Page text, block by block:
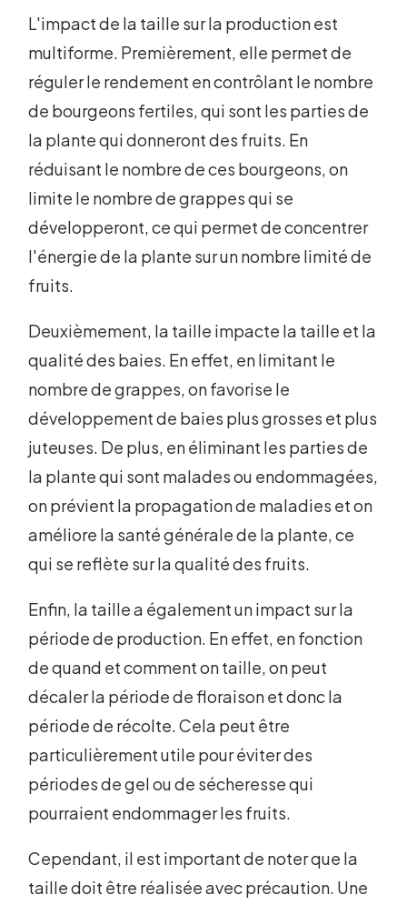
L'impact de la taille sur la production est
multiforme. Premièrement, elle permet de
réguler le rendement en contrôlant le nombre
de bourgeons fertiles, qui sont les parties de
la plante qui donneront des fruits. En
réduisant le nombre de ces bourgeons, on
limite le nombre de grappes qui se
développeront, ce qui permet de concentrer
l'énergie de la plante sur un nombre limité de
fruits.
Deuxièmement, la taille impacte la taille et la
qualité des baies. En effet, en limitant le
nombre de grappes, on favorise le
développement de baies plus grosses et plus
juteuses. De plus, en éliminant les parties de
la plante qui sont malades ou endommagées,
on prévient la propagation de maladies et on
améliore la santé générale de la plante, ce
qui se reflète sur la qualité des fruits.
Enfin, la taille a également un impact sur la
période de production. En effet, en fonction
de quand et comment on taille, on peut
décaler la période de floraison et donc la
période de récolte. Cela peut être
particulièrement utile pour éviter des
périodes de gel ou de sécheresse qui
pourraient endommager les fruits.
Cependant, il est important de noter que la
taille doit être réalisée avec précaution. Une